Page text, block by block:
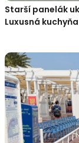
Starší panelák
Luxusná